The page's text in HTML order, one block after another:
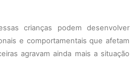
crianças podem desenvolver
e comportamentais que afetam
agravam ainda mais a situação